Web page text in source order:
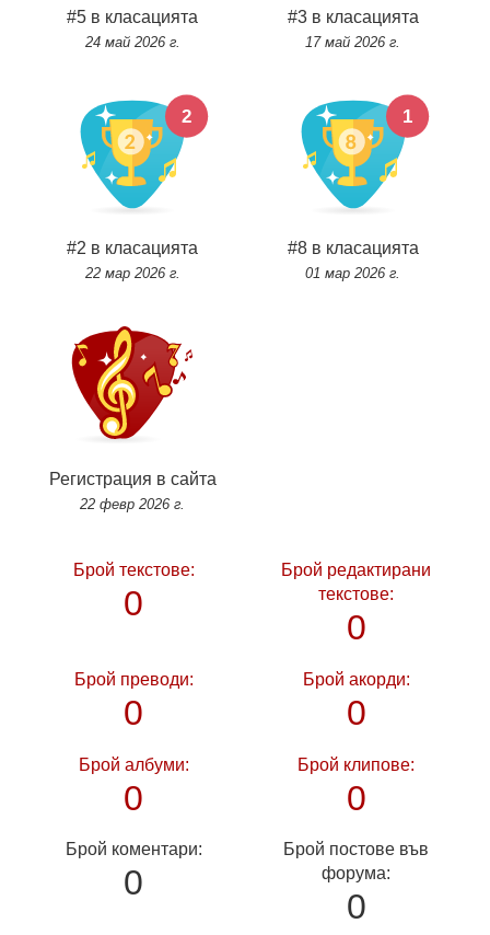
#5 в класацията
24 май 2026 г.
#3 в класацията
17 май 2026 г.
#2 в класацията
22 мар 2026 г.
#8 в класацията
01 мар 2026 г.
Регистрация в сайта
22 февр 2026 г.
Брой текстове:
0
Брой редактирани
текстове:
0
Брой преводи:
0
Брой акорди:
0
Брой албуми:
0
Брой клипове:
0
Брой коментари:
0
Брой постове във
форума:
0